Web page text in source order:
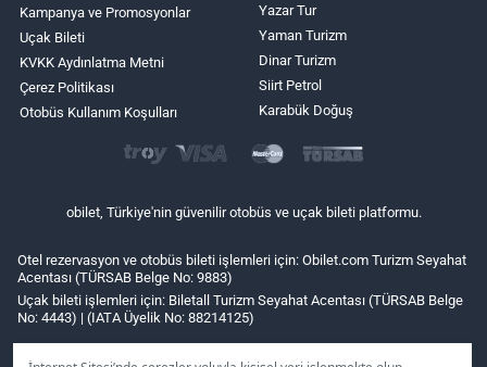
Kampanya ve Promosyonlar
Uçak Bileti
KVKK Aydınlatma Metni
Çerez Politikası
Otobüs Kullanım Koşulları
Yazar Tur
Yaman Turizm
Dinar Turizm
Siirt Petrol
Karabük Doğuş
obilet, Türkiye'nin güvenilir otobüs ve uçak bileti platformu.
Otel rezervasyon ve otobüs bileti işlemleri için: Obilet.com Turizm Seyahat
Acentası (TÜRSAB Belge No: 9883)
Uçak bileti işlemleri için: Biletall Turizm Seyahat Acentası (TÜRSAB Belge
No: 4443) | (IATA Üyelik No: 88214125)